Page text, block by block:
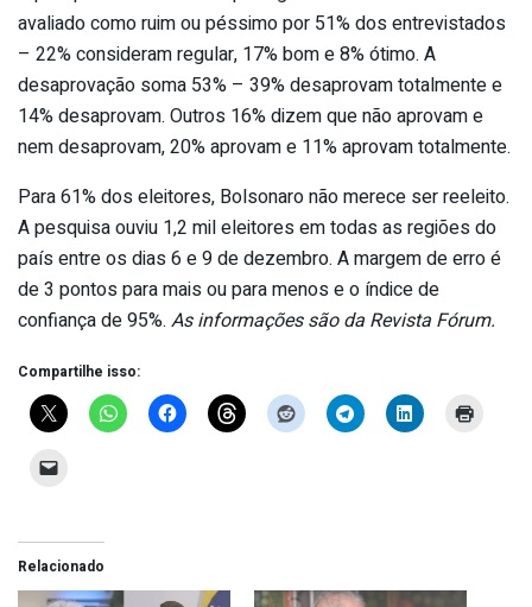
avaliado como ruim ou péssimo por 51% dos entrevistados
– 22% consideram regular, 17% bom e 8% ótimo. A
desaprovação soma 53% – 39% desaprovam totalmente e
14% desaprovam. Outros 16% dizem que não aprovam e
nem desaprovam, 20% aprovam e 11% aprovam totalmente.
Para 61% dos eleitores, Bolsonaro não merece ser reeleito.
A pesquisa ouviu 1,2 mil eleitores em todas as regiões do
país entre os dias 6 e 9 de dezembro. A margem de erro é
de 3 pontos para mais ou para menos e o índice de
confiança de 95%. As informações são da Revista Fórum.
Compartilhe isso:
Relacionado